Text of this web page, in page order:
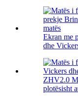
Ekran me
dhe
ZHV2.0
plotësisht